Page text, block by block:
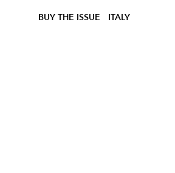
BUY THE ISSUE ITALY